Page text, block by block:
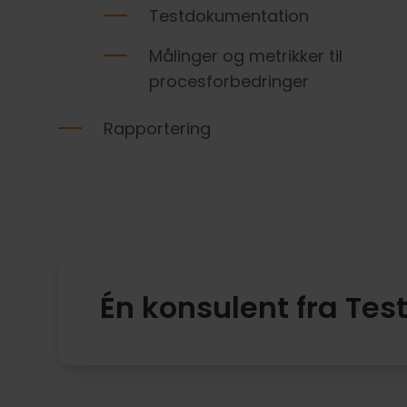
Testdokumentation
Målinger og metrikker til
procesforbedringer
Rapportering
Én konsulent fra